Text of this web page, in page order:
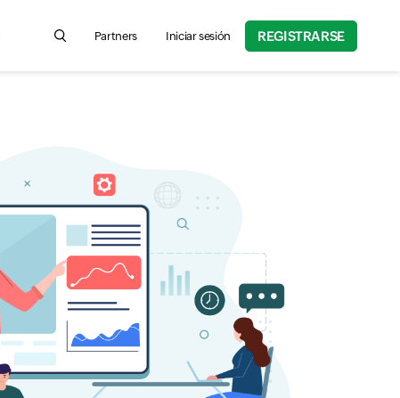
Search for product information, help articles, and
Partners Iniciar sesión REGISTRARSE